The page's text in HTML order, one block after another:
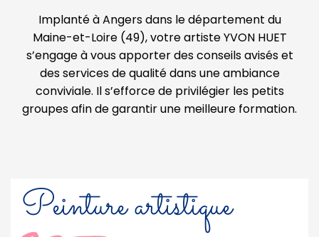
Implanté à Angers dans le département du
Maine-et-Loire (49), votre artiste YVON HUET
s’engage à vous apporter des conseils avisés et
des services de qualité dans une ambiance
conviviale. Il s’efforce de privilégier les petits
groupes afin de garantir une meilleure formation.
Peinture artistique